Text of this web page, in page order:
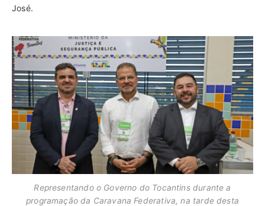
José.
Representando o Governo do Tocantins durante a
programação da Caravana Federativa, na tarde desta